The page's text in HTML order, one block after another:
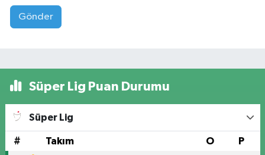
Gönder
Süper Lig Puan Durumu
Süper Lig
# Takım O P